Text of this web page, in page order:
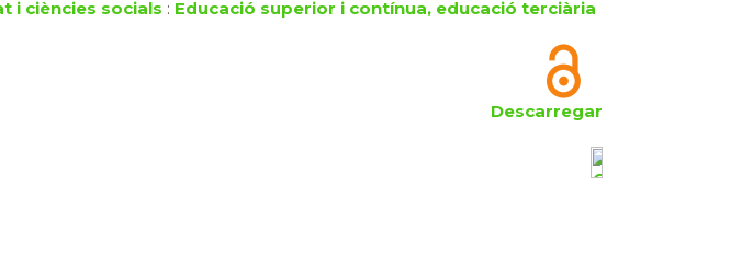
i ciències socials : Educació superior i contínua, educació terciària
Descarregar